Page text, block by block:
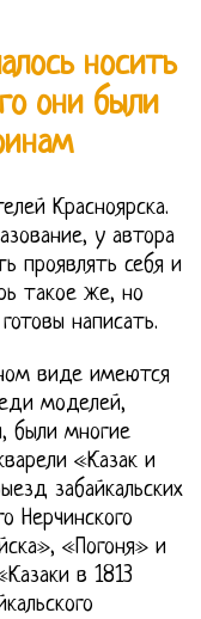
носить
они были
Красноярска.
у автора
проявлять себя и
такое же, но
написать.
виде имеются
моделей,
были многие
«Казак и
забайкальских
Нерчинского
«Погоня» и
в 1813